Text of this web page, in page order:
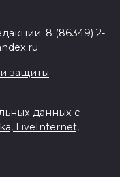
8 (86349) 2-
защиты
данных с
LiveInternet,